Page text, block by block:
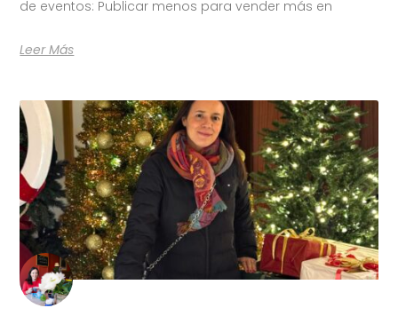
de eventos: Publicar menos para vender más en
Leer Más